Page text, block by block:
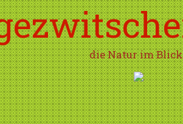
die Natur im Blick